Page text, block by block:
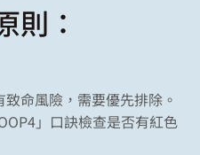
則：
命風險，需要優先排除。
」口訣檢查是否有紅色